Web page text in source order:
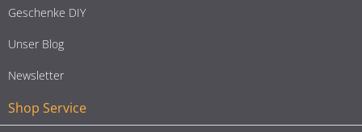
Geschenke DIY
Unser Blog
Newsletter
Shop Service